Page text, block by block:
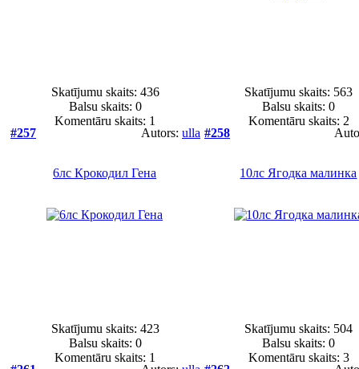
Skatījumu skaits: 436
Balsu skaits: 0
Komentāru skaits: 1
Skatījumu skaits: 563
Balsu skaits:0
Komentāru skaits: 2
#257
Autors: ulla
6лс Крокодил Гена
Skatījumu skaits: 423
Balsu skaits: 0
Komentāru skaits: 1
#258
10лс Ягодка малинка
Skatījumu skaits: 504
Balsu skaits:0
Komentāru skaits: 3